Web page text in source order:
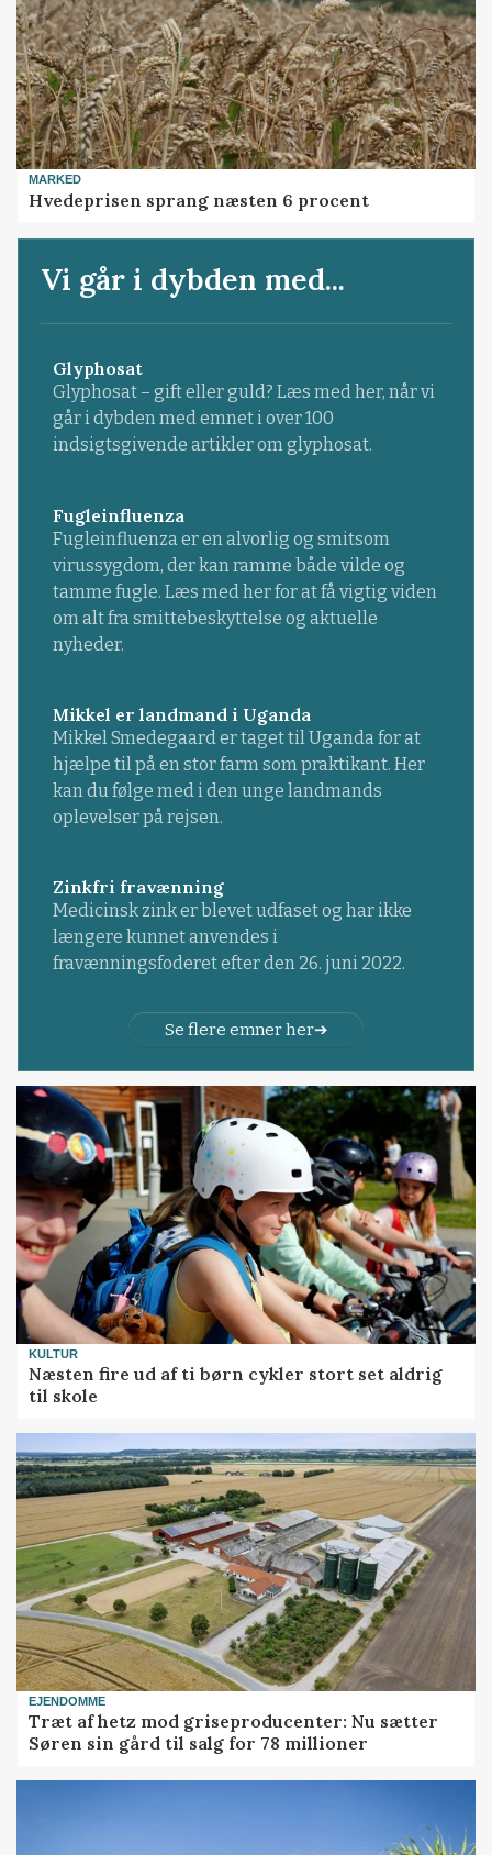
MARKED
Hvedeprisen sprang næsten 6 procent
Vi går i dybden med...
Glyphosat
Glyphosat – gift eller guld? Læs med her, når vi
går i dybden med emnet i over 100
indsigtsgivende artikler om glyphosat.
Fugleinfluenza
Fugleinfluenza er en alvorlig og smitsom
virussygdom, der kan ramme både vilde og
tamme fugle. Læs med her for at få vigtig viden
om alt fra smittebeskyttelse og aktuelle
nyheder.
Mikkel er landmand i Uganda
Mikkel Smedegaard er taget til Uganda for at
hjælpe til på en stor farm som praktikant. Her
kan du følge med i den unge landmands
oplevelser på rejsen.
Zinkfri fravænning
Medicinsk zink er blevet udfaset og har ikke
længere kunnet anvendes i
fravænningsfoderet efter den 26. juni 2022.
Se flere emner her
KULTUR
Næsten fire ud af ti børn cykler stort set aldrig
til skole
EJENDOMME
Træt af hetz mod griseproducenter: Nu sætter
Søren sin gård til salg for 78 millioner